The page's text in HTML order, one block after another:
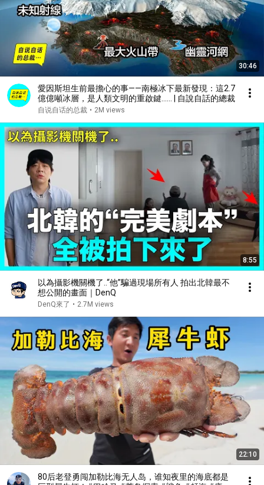
30:46
愛因斯坦生前最擔心的事——南極冰下最新發現：這2.7
億億噸冰層，是人類文明的重啟鍵…… | 自說自話的總裁
自说自话的总裁 • 2M views
8:55
以為攝影機關機了..“他”騙過現場所有人 拍出北韓最不
想公開的畫面｜DenQ
DenQ來了 • 2.7M views
22:10
80后老登勇闯加勒比海无人岛，谁知夜里的海底都是